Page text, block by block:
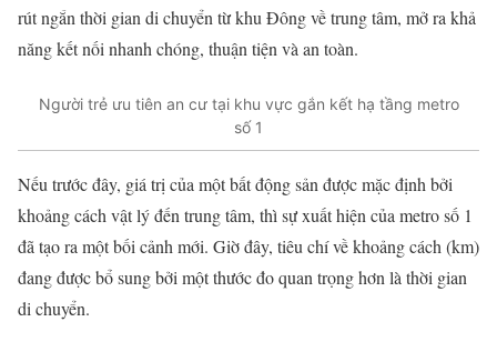
rút ngắn thời gian di chuyển từ khu Đông về trung tâm, mở ra khả
năng kết nối nhanh chóng, thuận tiện và an toàn.
Người trẻ ưu tiên an cư tại khu vực gắn kết hạ tầng metro
số 1
Nếu trước đây, giá trị của một bất động sản được mặc định bởi
khoảng cách vật lý đến trung tâm, thìsự xuất hiện của metro số 1
đã tạo ra một bối cảnh mới. Giờ đây, tiêu chí về khoảng cách (km)
đang được bổ sung bởi một thước đo quan trọng hơn là thời gian
di chuyển.